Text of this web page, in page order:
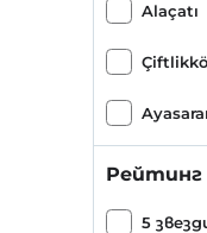
Alaçatı
Рейтинг
5